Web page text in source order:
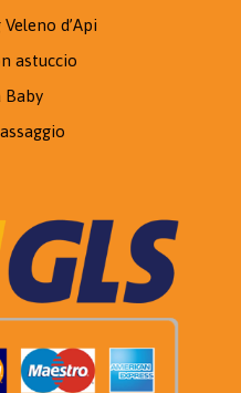
d’Api
astuccio
Baby